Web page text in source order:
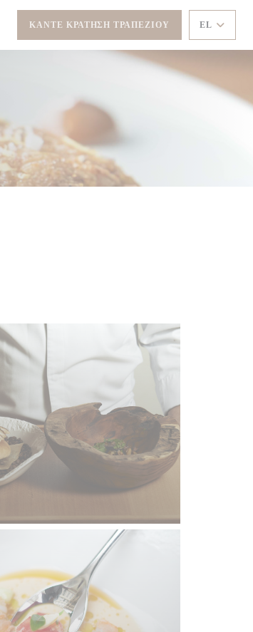
ΚΆΝΤΕ ΚΡΆΤΗΣΗ ΤΡΑΠΕΖΙΟΎ EL